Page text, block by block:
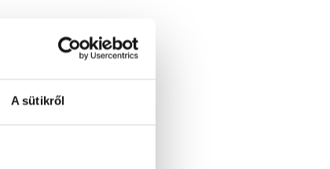
A sütikről